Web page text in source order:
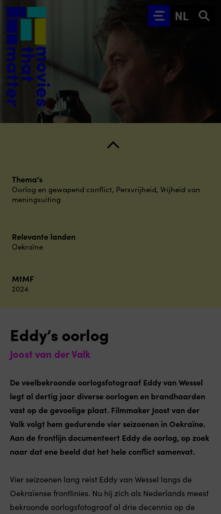
Ga naar hoofdinhoud
NL
Thema's
Oorlog en gewapend conflict, Persvrijheid, Vrijheid van
meningsuiting
Relevante landen
Oekraïne
MtMF
2024
Eddy’s oorlog
Joost van der Valk
De veelbekroonde oorlogsfotograaf Eddy van Wessel
legt al dertig jaar diverse oorlogen en brandhaarden
vast op de gevoelige plaat. Filmmaker Joost van der
Valk volgt hem gedurende vier seizoenen in Oekraïne.
Aan de frontlijn documenteert Eddy de oorlog, op zoek
naar dat ene beeld dat het hele conflict samenvat.
Vier seizoenen lang reist Eddy van Wessel langs de
Oekraïense frontlinies. Nu hij zich als Nederlands meest
bekroonde oorlogsfotograaf al drie decennia op de